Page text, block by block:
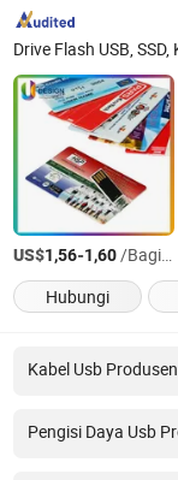
US$1,56-1,60/Bagian
Hubungi
Kabel Usb Produsen